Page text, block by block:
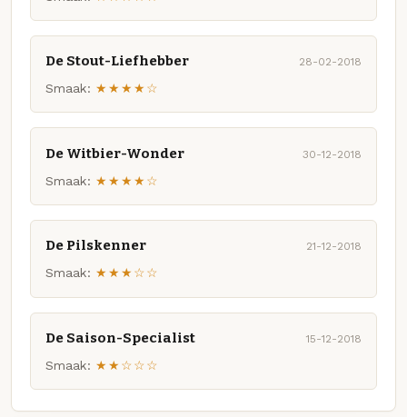
De Stout-Liefhebber 28-02-2018
Smaak: ★★★★☆
De Witbier-Wonder 30-12-2018
Smaak: ★★★★☆
De Pilskenner 21-12-2018
Smaak: ★★★☆☆
De Saison-Specialist 15-12-2018
Smaak: ★★☆☆☆